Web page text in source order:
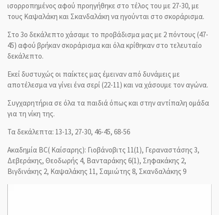
ισορροπημένος αφού προηγήθηκε στο τέλος του με 27-30, με
τους Καψαλάκη και Σκανδαλάκη να ηγούνται στο σκοράρισμα.
Στο 3ο δεκάλεπτο χάσαμε το προβάδισμα μας με 2 πόντους (47-
45) αφού βρήκαν σκοράρισμα και όλα κρίθηκαν στο τελευταίο
δεκάλεπτο.
Εκεί δυστυχώς οι παίκτες μας έμειναν από δυνάμεις με
αποτέλεσμα να γίνει ένα σερί (22-11) και να χάσουμε τον αγώνα.
Συγχαρητήρια σε όλα τα παιδιά όπως και στην αντίπαλη ομάδα
για τη νίκη της.
Τα δεκάλεπτα: 13-13, 27-30, 46-45, 68-56
Ακαδημία BC( Καίσαρης): Γιοβάνοβιτς 11(1), Γεραναστάσης 3,
Δεβεράκης, Θεοδωρής 4, Βανταράκης 6(1), Σηφακάκης 2,
Βιγδινάκης 2, Καψαλάκης 11, Σαμιώτης 8, Σκανδαλάκης 9